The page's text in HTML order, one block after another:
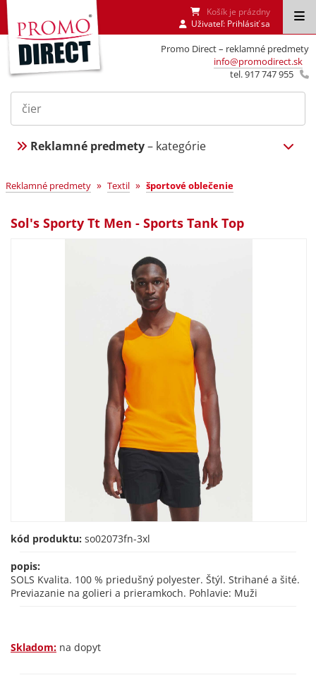
Promo Direct – reklamné predmety
info@promodirect.sk
tel. 917 747 955
Košík je prázdny
Uživateľ: Prihlásiť sa
Reklamné predmety– kategórie
Reklamné predmety » Textil » športové oblečenie
Sol's Sporty Tt Men - Sports Tank Top
kód produktu: so02073fn-3xl
popis:
SOLS Kvalita. 100 % priedušný polyester. Štýl. Strihané a šité.
Previazanie na golieri a prieramkoch. Pohlavie: Muži
Skladom: na dopyt